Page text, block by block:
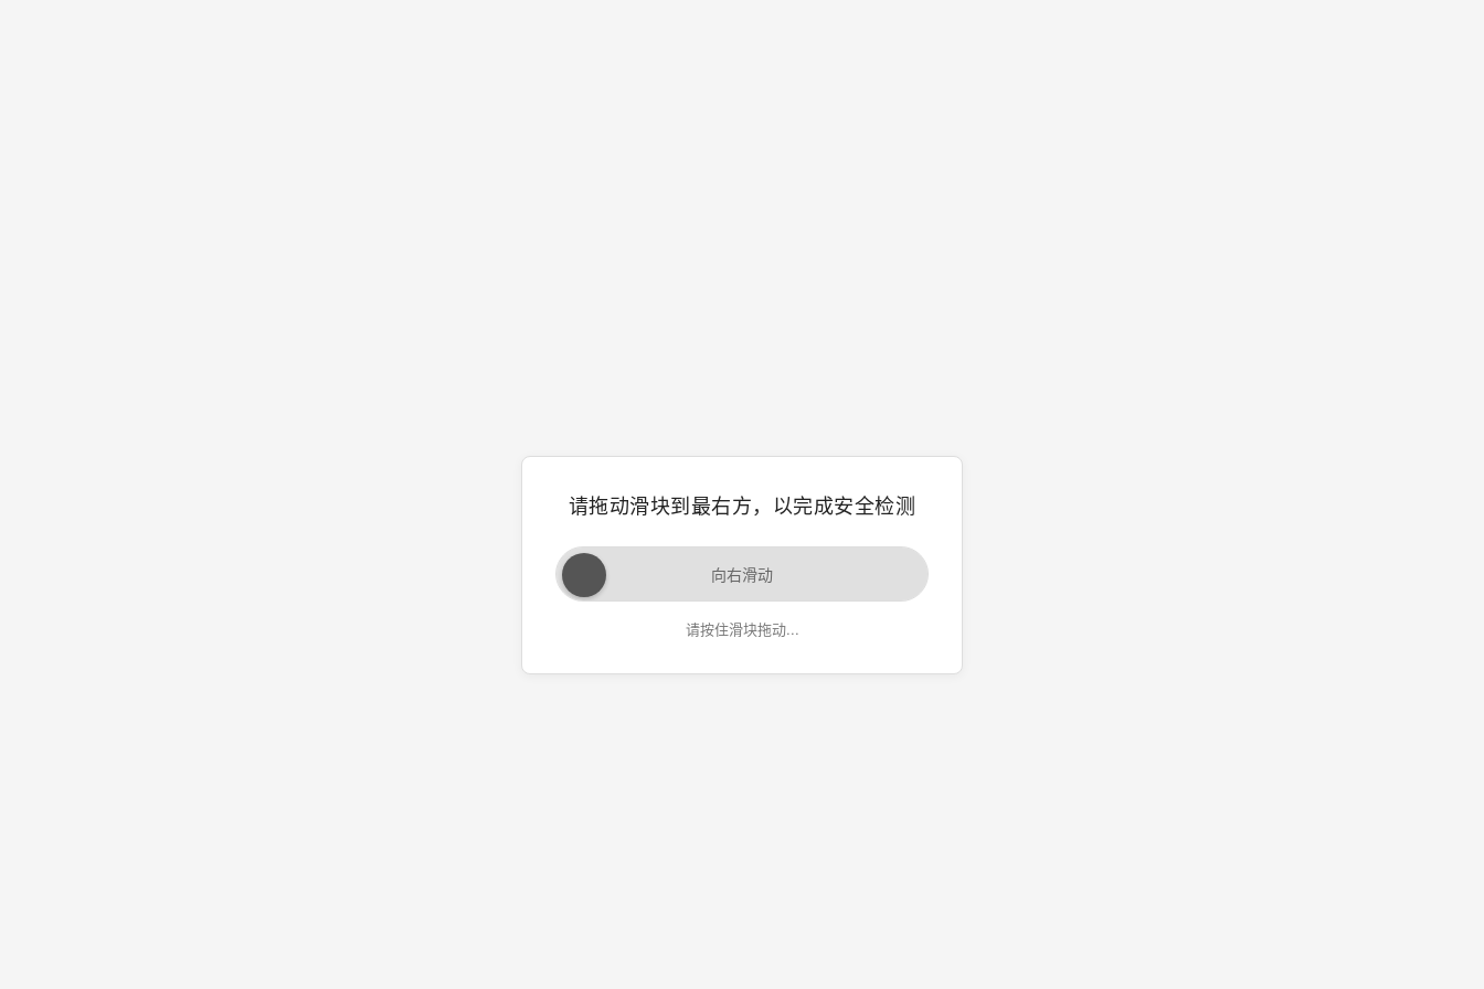
请拖动滑块到最右方，以完成安全检测
向右滑动
请按住滑块拖动...